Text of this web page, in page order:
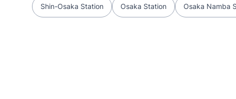
Shin-Osaka Station Osaka Station Osaka Namba